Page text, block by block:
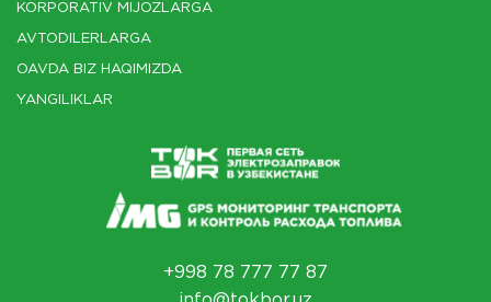
KORPORATIV MIJOZLARGA
AVTODILERLARGA
OAVDA BIZ HAQIMIZDA
YANGILIKLAR
+998 78 777 77 87